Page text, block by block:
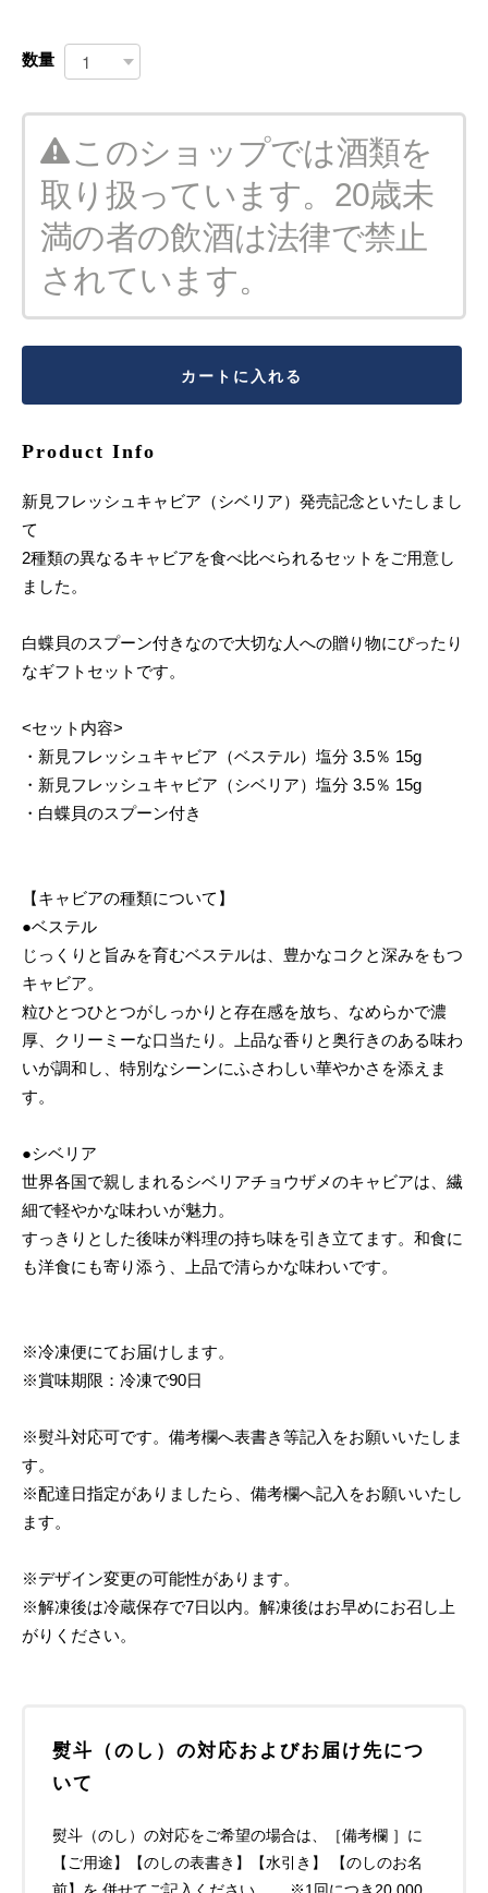
数量
このショップでは酒類を
取り扱っています。20歳未
満の者の飲酒は法律で禁止
されています。
カートに入れる
Product Info
新見フレッシュキャビア（シベリア）発売記念といたしまし
て
2種類の異なるキャビアを食べ比べられるセットをご用意し
ました。
白蝶貝のスプーン付きなので大切な人への贈り物にぴったり
なギフトセットです。
<セット内容>
・新見フレッシュキャビア（ベステル）塩分 3.5％ 15g
・新見フレッシュキャビア（シベリア）塩分 3.5％ 15g
・白蝶貝のスプーン付き
【キャビアの種類について】
●ベステル
じっくりと旨みを育むベステルは、豊かなコクと深みをもつ
キャビア。
粒ひとつひとつがしっかりと存在感を放ち、なめらかで濃
厚、クリーミーな口当たり。上品な香りと奥行きのある味わ
いが調和し、特別なシーンにふさわしい華やかさを添えま
す。
●シベリア
世界各国で親しまれるシベリアチョウザメのキャビアは、繊
細で軽やかな味わいが魅力。
すっきりとした後味が料理の持ち味を引き立てます。和食に
も洋食にも寄り添う、上品で清らかな味わいです。
※冷凍便にてお届けします。
※賞味期限：冷凍で90日
※熨斗対応可です。備考欄へ表書き等記入をお願いいたしま
す。
※配達日指定がありましたら、備考欄へ記入をお願いいたし
ます。
※デザイン変更の可能性があります。
※解凍後は冷蔵保存で7日以内。解凍後はお早めにお召し上
がりください。
熨斗（のし）の対応およびお届け先につ
いて
熨斗（のし）の対応をご希望の場合は、［備考欄 ］に
【ご用途】【のしの表書き】【水引き】 【のしのお名
前】を 併せてご記入ください。 ※1回につき20,000